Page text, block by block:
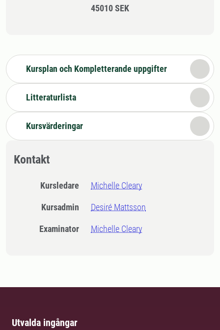
45010 SEK
Kursplan och Kompletterande uppgifter
Litteraturlista
Kursvärderingar
Kontakt
Kursledare Michelle Cleary
Kursadmin Desiré Mattsson
Examinator Michelle Cleary
Utvalda ingångar